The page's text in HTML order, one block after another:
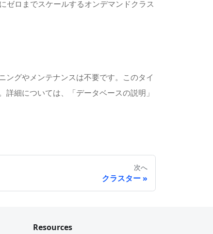
ゼロまでスケールするオンデマンドクラス
ングやメンテナンスは不要です。このタイ
細については、「データベースの説明」
次へ
クラスター
Resources